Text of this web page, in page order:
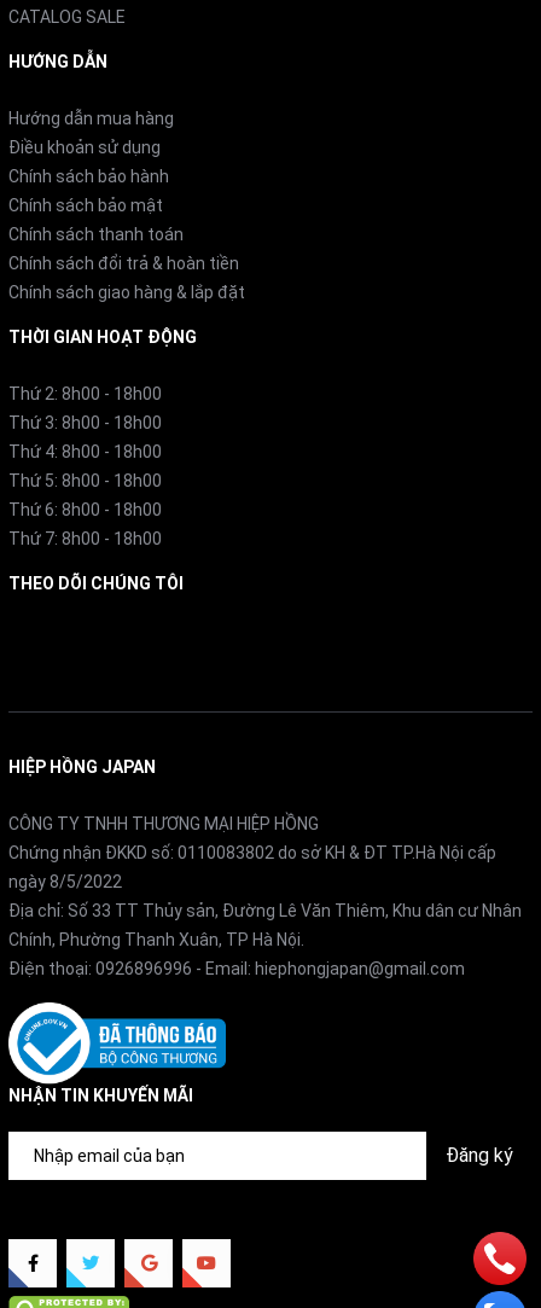
CATALOG SALE
HƯỚNG DẪN
Hướng dẫn mua hàng
Điều khoản sử dụng
Chính sách bảo hành
Chính sách bảo mật
Chính sách thanh toán
Chính sách đổi trả & hoàn tiền
Chính sách giao hàng & lắp đặt
THỜI GIAN HOẠT ĐỘNG
Thứ 2: 8h00 - 18h00
Thứ 3: 8h00 - 18h00
Thứ 4: 8h00 - 18h00
Thứ 5: 8h00 - 18h00
Thứ 6: 8h00 - 18h00
Thứ 7: 8h00 - 18h00
THEO DÕI CHÚNG TÔI
HIỆP HỒNG JAPAN
CÔNG TY TNHH THƯƠNG MẠI HIỆP HỒNG
Chứng nhận ĐKKD số: 0110083802 do sở KH & ĐT TP.Hà Nội cấp
ngày 8/5/2022
Địa chỉ: Số 33 TT Thủy sản, Đường Lê Văn Thiêm, Khu dân cư Nhân
Chính, Phường Thanh Xuân, TP Hà Nội.
Điện thoại: 0926896996 - Email: hiephongjapan@gmail.com
NHẬN TIN KHUYẾN MÃI
Đăng ký